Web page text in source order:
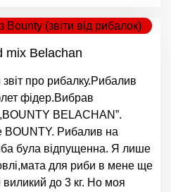
(звіти від рибалок)
mix Belachan
про рибалку.Рибалив
фідер.Вибрав
BELACHAN”.
BOUNTY. Рибалив на
була відпущенна. Я лише
для риби в мене ще
до 3 кг. Но моя